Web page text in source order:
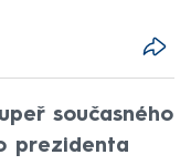
současného
prezidenta